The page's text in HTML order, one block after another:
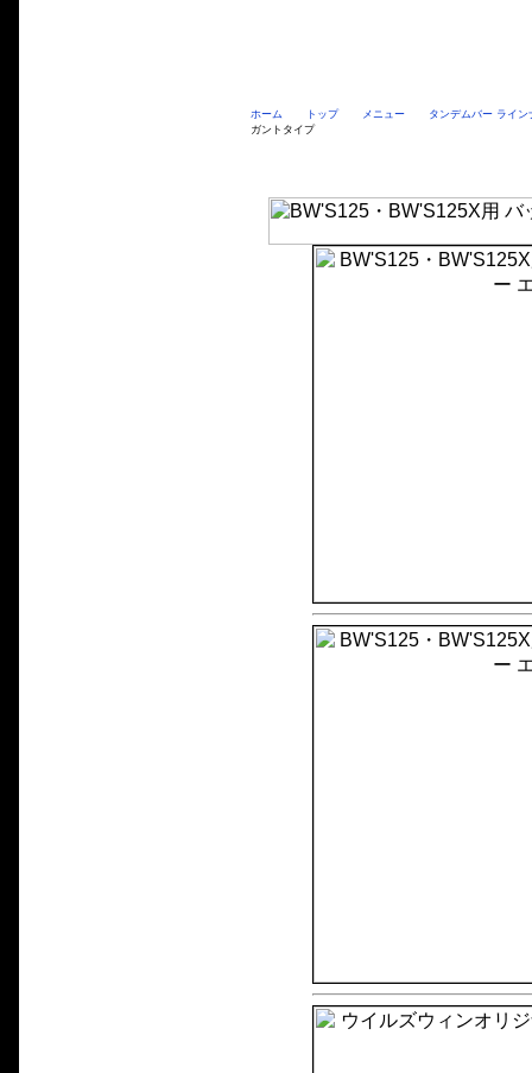
ホーム トップ メニュー
タンデムバー ライン
ガントタイプ